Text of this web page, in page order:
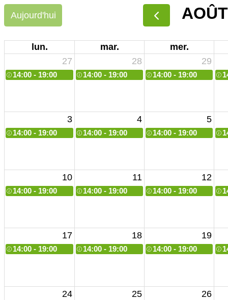
Aujourd'hui
lun. mar.
mer.
27
14:00 - 19:00
28
14:00 - 19:00
29
14:00 - 19:00
3
14:00 - 19:00
4
14:00 - 19:00
5
14:00 - 19:00
10
14:00 - 19:00
11
14:00 - 19:00
12
14:00 - 19:00
17
14:00 - 19:00
18
14:00 - 19:00
19
14:00 - 19:00
24 25 26